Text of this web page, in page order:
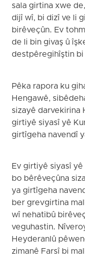
sala girtina xwe
dijî wî, bi dizî ve li
birêveçûn. Ev
de li bin givaş û
destpêregihîştin
Pêka rapora ku
Hengawê,
sizayê darvekirina
girtiyê siyasî yê
girtîgeha navendî
Ev girtiyê siyasî yê
bo bêrêveçûna
ya girtîgeha
ber grevgirtina
wî nehatibû
veguhastin.
Heyderanlû
zimanê Farsî bi